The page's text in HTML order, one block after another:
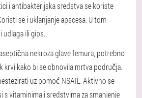
i antibakterijska sredstva se koriste
se i uklanjanje apscesa. U tom
udlaga ili gips.
nekroza glave femura, potrebno
krvi kako bi se obnovila mrtva područja.
uz pomoć NSAIL. Aktivno se
s vitaminima i sredstvima za smanjenje